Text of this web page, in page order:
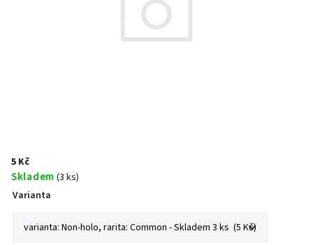
5 Kč
Skladem (3 ks)
Varianta